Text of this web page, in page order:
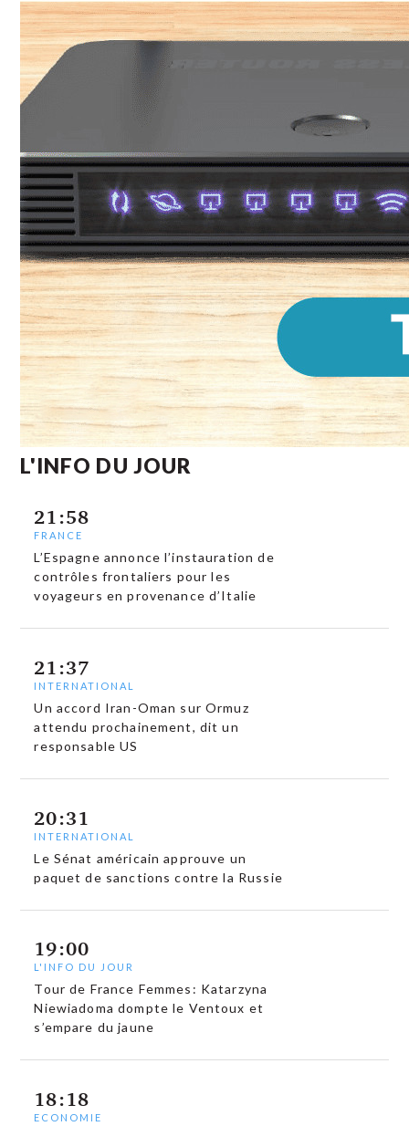
L'INFO DU JOUR
21:58
FRANCE
L’Espagne annonce l’instauration de
contrôles frontaliers pour les
voyageurs en provenance d’Italie
21:37
INTERNATIONAL
Un accord Iran-Oman sur Ormuz
attendu prochainement, dit un
responsable US
20:31
INTERNATIONAL
Le Sénat américain approuve un
paquet de sanctions contre la Russie
19:00
L'INFO DU JOUR
Tour de France Femmes: Katarzyna
Niewiadoma dompte le Ventoux et
s’empare du jaune
18:18
ECONOMIE